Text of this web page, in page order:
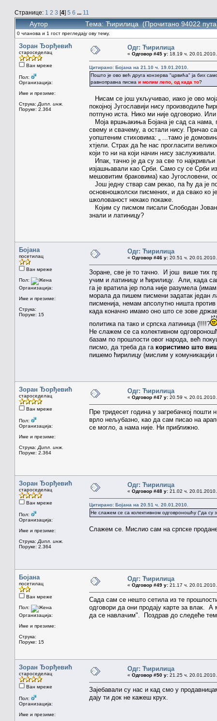
Странице: 1 2 3 [4] 5 6 ... 11
Аутор Тема: Ћирилица (Прочитано 94022
0 чланова и 1 гост прегледају ову тему.
Зоран Ђорђевић
староседелац
Ван мреже
Пол:
Организација:
Име и презиме:
Струка: Дипл. инж.
Поруке: 2.364
Одг: Ћирилица
« Одговор #45 у: 18.19 ч.
Цитирано: Бојана на 21.10 ч. 19.01.2010.
Пошто је ово већ друга конзерва "црвића" ја бих
равноправна писма и молим лепо, од када то?
Нисам се још укључивао, иако је ово
покојној Југославији нису производиле
потпуно иста. Нико ми није одговорио. Или
Моја вршњакиња Бојана је сад са нама,
свему и свачему, а остали нису. Причао
уопштеним стиховима: „ ...тамо је
хтјели. Страх да ће нас прогласити
који то ни на који начин нису заслуживали.
Ипак, тачно је да су за све то
изјашњавали као Срби. Само су се Срби
мешовитим браковима) као Југословени,
Још једну ствар сам рекао, па ћу да је
основношколски писмених, и да свако ко
школованост некако покаже.
Којим су писмом писали Слободан
знали и латиницу?
Бојана
посетилац
Ван мреже
Пол:
Организација:
Име и презиме:
Струка:
Поруке: 15
Одг: Ћирилица
« Одговор #46 у: 20.51 ч.
Зоране, све је то тачно. И још више тих
учим и латиницу и ћирилицу. Али, када
га је вратила јер пола није разумела
морала да пишем писмени задатак један
писменија, немам апсолутно ништа
када коначно имамо оно што се зове
политика па тако и српска латиница (!!!!?
Не слажем се са колективном
базам по прошлости овог народа, већ
писмо, да треба да га користимо што
пишемо ћирилицу (мислим у
Зоран Ђорђевић
староседелац
Ван мреже
Пол:
Организација:
Име и презиме:
Струка: Дипл. инж.
Поруке: 2.364
Одг: Ћирилица
« Одговор #47 у: 20.59 ч.
Пре тридесет година у загребачкој
врло нељубазно, као да сам писао на
се могло, а нама није. Ни приближно.
Зоран Ђорђевић
староседелац
Ван мреже
Пол:
Организација:
Име и презиме:
Струка: Дипл. инж.
Поруке: 2.364
Одг: Ћирилица
« Одговор #48 у: 21.02 ч.
Цитирано: Бојана на 20.51 ч. 20.01.2010.
Не слажем се са колективном одговроношћу ("да су
Слажем се. Мислио сам на српске
Бојана
посетилац
Ван мреже
Пол:
Организација:
Име и презиме:
Струка:
Поруке: 15
Одг: Ћирилица
« Одговор #49 у: 21.17 ч.
Сада сам се нешто сетила из те
одговори да они продају карте за влак.
да се навлачим". Поздрав до следеће
Зоран Ђорђевић
староседелац
Ван мреже
Пол:
Организација:
Име и презиме:
Одг: Ћирилица
« Одговор #50 у: 21.25 ч.
Зајебавали су нас и кад смо у
дају ти док не кажеш крух.